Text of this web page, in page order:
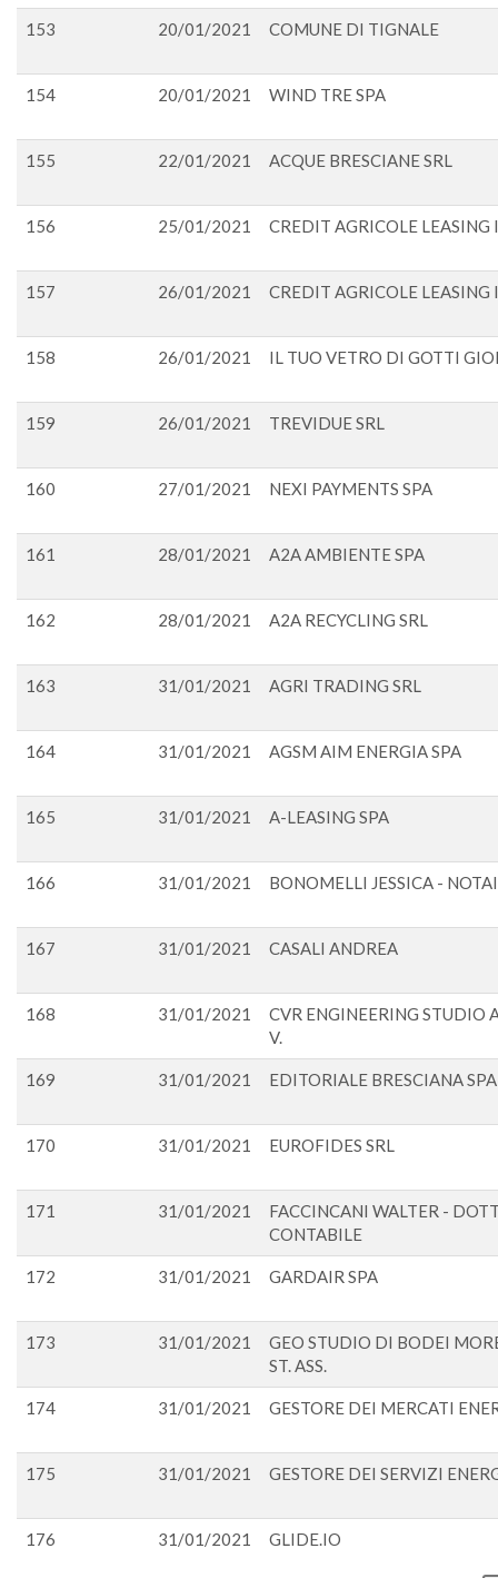
153 20/01/2021 COMUNE DI TIGNALE
154 20/01/2021 WIND TRE SPA
155 22/01/2021 ACQUE BRESCIANE SRL
156 25/01/2021 CREDIT AGRICOLE LEASING
157 26/01/2021 CREDIT AGRICOLE LEASING
158 26/01/2021 IL TUO VETRO DI GOTTI
159 26/01/2021 TREVIDUE SRL
160 27/01/2021 NEXI PAYMENTS SPA
161 28/01/2021 A2A AMBIENTE SPA
162 28/01/2021 A2A RECYCLING SRL
163 31/01/2021 AGRI TRADING SRL
164 31/01/2021 AGSM AIM ENERGIA SPA
165 31/01/2021 A-LEASING SPA
166 31/01/2021 BONOMELLI JESSICA -
167 31/01/2021 CASALI ANDREA
168 31/01/2021
CVR ENGINEERING STUDIO
V.
169 31/01/2021 EDITORIALE BRESCIANA SPA
170 31/01/2021 EUROFIDES SRL
171 31/01/2021
FACCINCANI WALTER -
CONTABILE
172 31/01/2021 GARDAIR SPA
173 31/01/2021
GEO STUDIO DI BODEI
ST. ASS.
174 31/01/2021 GESTORE DEI MERCATI
175 31/01/2021 GESTORE DEI SERVIZI
176 31/01/2021 GLIDE.IO